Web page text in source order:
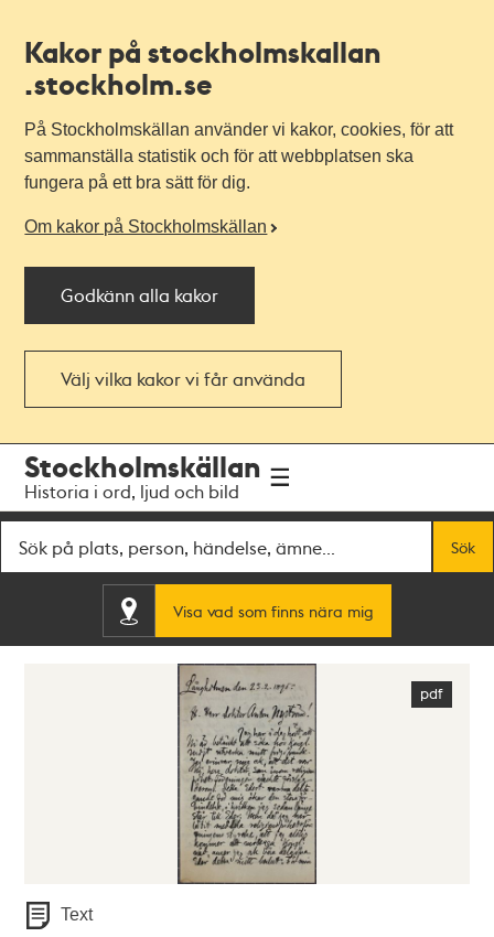
Kakor på stockholmskallan
.stockholm.se
På Stockholmskällan använder vi kakor, cookies, för att
sammanställa statistik och för att webbplatsen ska
fungera på ett bra sätt för dig.
Om kakor på Stockholmskällan
Godkänn alla kakor
Välj vilka kakor vi får använda
navigationen
huvudinnehållet
Stockholmskällan
Historia i ord, ljud och bild
Sök
Visa vad som finns nära mig
Text